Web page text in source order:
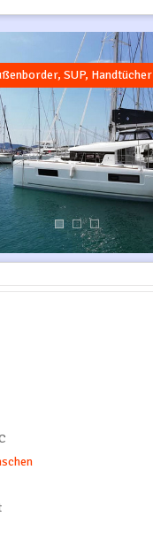
SUP, Handtücher